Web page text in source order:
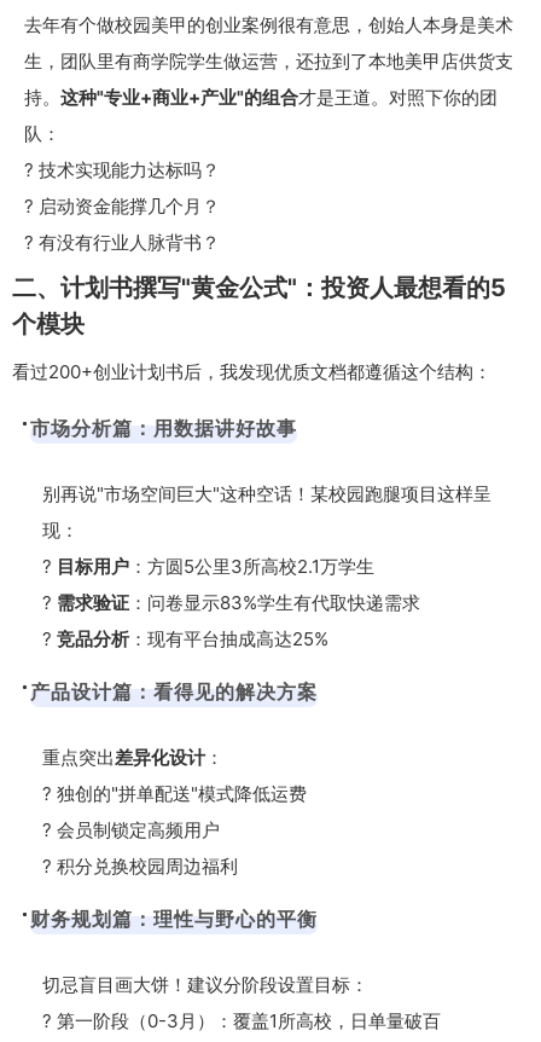
去年有个做校园美甲的创业案例很有意思，创始人本身是美术
生，团队里有商学院学生做运营，还拉到了本地美甲店供货支
持。 这种"专业+商业+产业"的组合才是王道。对照下你的团
队：
? 技术实现能力达标吗？
? 启动资金能撑几个月？
? 有没有行业人脉背书？
二、计划书撰写"黄金公式"：投资人最想看的5
个模块
看过200+创业计划书后，我发现优质文档都遵循这个结构：
市场分析篇：用数据讲好故事
别再说"市场空间巨大"这种空话！某校园跑腿项目这样呈
现：
? 目标用户 ：方圆5公里3所高校2.1万学生
? 需求验证 ：问卷显示83%学生有代取快递需求
? 竞品分析 ：现有平台抽成高达25%
产品设计篇：看得见的解决方案
重点突出差异化设计：
? 独创的"拼单配送"模式降低运费
? 会员制锁定高频用户
? 积分兑换校园周边福利
财务规划篇：理性与野心的平衡
切忌盲目画大饼！建议分阶段设置目标：
? 第一阶段（0-3月）：覆盖1所高校，日单量破百